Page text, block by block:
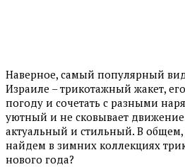
Наверное, самый популярный
Израиле – трикотажный жакет,
погоду и сочетать с разными
уютный и не сковывает
актуальный и стильный. В
найдем в зимних коллекциях
нового года?